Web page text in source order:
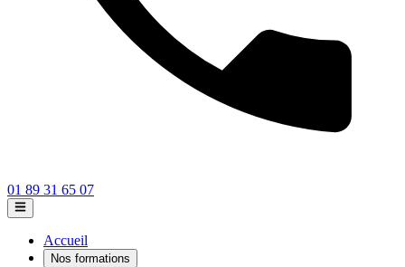
01 89 31 65 07
Accueil
Nos formations